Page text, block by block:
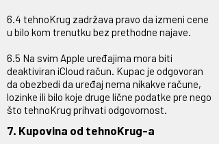
6.4 tehnoKrug zadržava pravo da izmeni cene
u bilo kom trenutku bez prethodne najave.
6.5 Na svim Apple uređajima mora biti
deaktiviran iCloud račun. Kupac je odgovoran
da obezbedi da uređaj nema nikakve račune,
lozinke ili bilo koje druge lične podatke pre nego
što tehnoKrug prihvati odgovornost.
7. Kupovina od tehnoKrug-a